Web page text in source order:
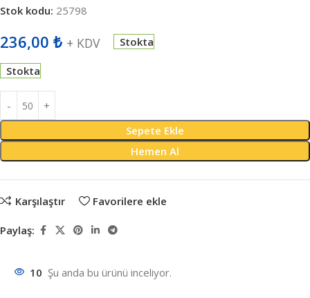
Stok kodu: 25798
236,00 ₺ + KDV Stokta
Stokta
Sepete Ekle
Hemen Al
Karşılaştır Favorilere ekle
Paylaş:
10 Şu anda bu ürünü inceliyor.